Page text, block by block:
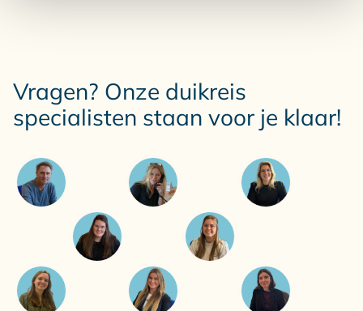
Vragen? Onze duikreis
specialisten staan voor je klaar!